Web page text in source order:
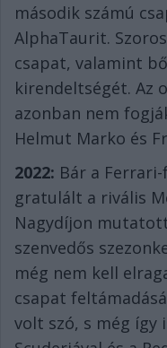
második számú
AlphaTaurit.
csapat, valamint
kirendeltségét. Az
azonban nem
Helmut Marko és
2022: Bár a
gratulált a rivális
Nagydíjon
szenvedős
még nem kell
csapat
volt szó, s még így